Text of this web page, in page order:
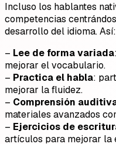
Incluso los hablantes
competencias
desarrollo del idioma. Así:
– Lee de forma variada
mejorar el vocabulario.
– Practica el habla:
mejorar la fluidez.
– Comprensión
materiales avanzados
– Ejercicios de
artículos para mejorar la